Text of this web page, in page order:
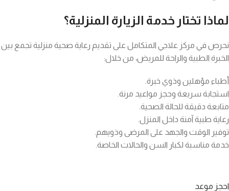
لماذا تختار خدمة الزيارة المنزلية؟
نحرص في مركز علاجي المتكامل على تقديم رعاية صحية منزلية تجمع بين
الخبرة الطبية والراحة للمريض، من خلال:
أطباء مؤهلين وذوي خبرة.
استجابة سريعة وحجز مواعيد مرنة.
متابعة دقيقة للحالة الصحية.
رعاية طبية آمنة داخل المنزل.
توفير الوقت والجهد على المرضى وذويهم.
خدمة مناسبة لكبار السن والحالات الخاصة.
احجز موعد